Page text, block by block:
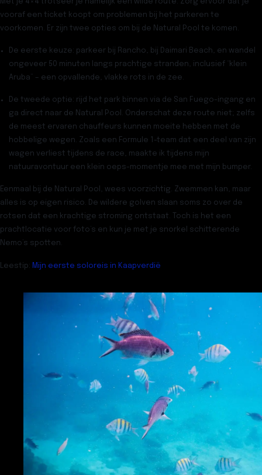
vooraf een ticket koopt om problemen bij het parkeren te
voorkomen. Er zijn twee opties om bij de Natural Pool te komen.
De eerste keuze: parkeer bij Rancho, bij Daimari Beach, en wandel
ongeveer 50 minuten langs prachtige stranden, inclusief “klein
Aruba” – een opvallende, vlakke rots in de zee.
De tweede optie: rijd het park binnen via de San Fuego-ingang en
ga direct naar de Natural Pool. Onderschat deze route niet; zelfs
de meest ervaren chauffeurs kunnen moeite hebben met de
hobbelige wegen. Zoals een Formule 1-team dat een deel van zijn
wagen verliest tijdens de race, maakte ik tijdens mijn
natuuravontuur een klein oeps-momentje mee met mijn bumper.
Eenmaal bij de Natural Pool, wees voorzichtig. Zwemmen kan, maar
alles is op eigen risico. De wildere golven slaan soms zo over de
rotsen dat een krachtige stroming ontstaat. Toch is het een
prachtlocatie voor foto’s en kun je met je snorkel schitterende
Nemo’s spotten.
Leestip: Mijn eerste soloreis in Kaapverdië